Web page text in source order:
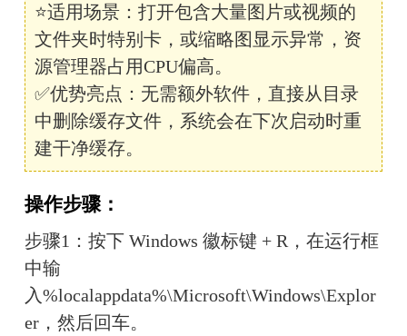
⭐适用场景：打开包含大量图片或视频的
文件夹时特别卡，或缩略图显示异常，资
源管理器占用CPU偏高。
✅优势亮点：无需额外软件，直接从目录
中删除缓存文件，系统会在下次启动时重
建干净缓存。
操作步骤：
步骤1：按下 Windows 徽标键 + R，在运行框
中输
入%localappdata%\Microsoft\Windows\Explor
er，然后回车。